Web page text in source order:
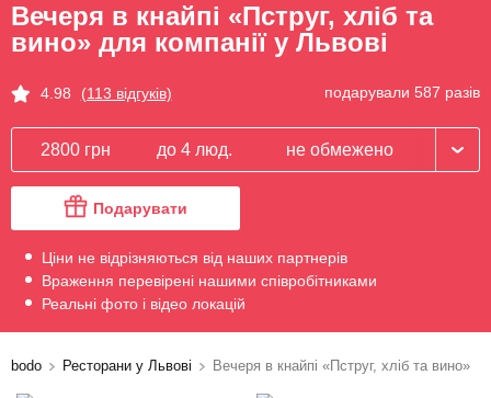
Вечеря в кнайпі «Пструг, хліб та
вино» для компанії у Львові
4.98 (113 відгуків) подарували 587 разів
2800 грн до 4 люд. не обмежено
Подарувати
Ціни не відрізняються від наших партнерів
Враження перевірені нашими співробітниками
Реальні фото і відео локацій
bodo Ресторани у Львові Вечеря в кнайпі «Пструг, хліб та вино»